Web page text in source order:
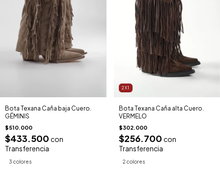
Bota Texana Caña baja Cuero.
GÉMINIS
$510.000
$433.500 con
Transferencia
3 colores
2X1
Bota Texana Caña alta Cuero.
VERMELO
$302.000
$256.700 con
Transferencia
2 colores